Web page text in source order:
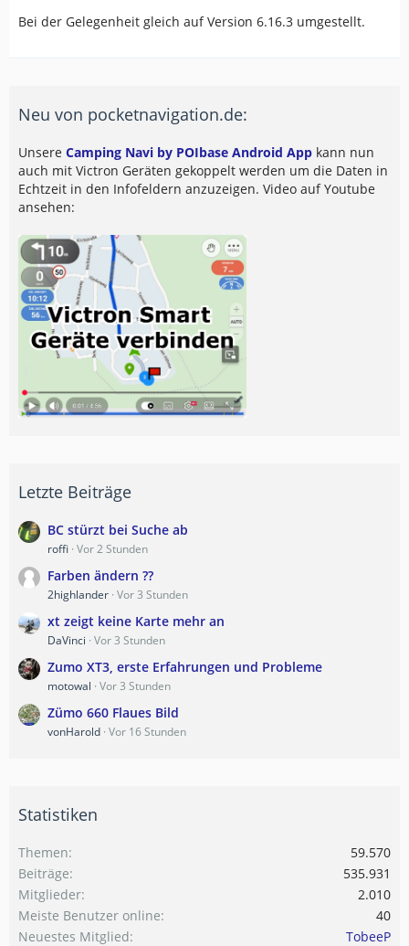
Bei der Gelegenheit gleich auf Version 6.16.3 umgestellt.
Neu von pocketnavigation.de:
Unsere Camping Navi by POIbase Android App kann nun
auch mit Victron Geräten gekoppelt werden um die Daten in
Echtzeit in den Infofeldern anzuzeigen. Video auf Youtube
ansehen:
Letzte Beiträge
BC stürzt bei Suche ab
roffi Vor 2 Stunden
Farben ändern ??
2highlander Vor 3 Stunden
xt zeigt keine Karte mehr an
DaVinci Vor 3 Stunden
Zumo XT3, erste Erfahrungen und Probleme
motowal Vor 3 Stunden
Zümo 660 Flaues Bild
vonHarold Vor 16 Stunden
Statistiken
Themen
59.570
Beiträge
535.931
Mitglieder
2.010
Meiste Benutzer online
40
Neuestes Mitglied
TobeeP